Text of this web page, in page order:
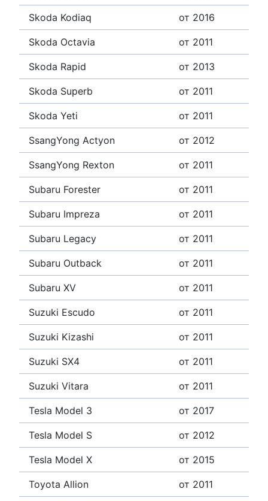
Skoda Kodiaq от 2016
Skoda Octavia от 2011
Skoda Rapid от 2013
Skoda Superb от 2011
Skoda Yeti от 2011
SsangYong Actyon от 2012
SsangYong Rexton от 2011
Subaru Forester от 2011
Subaru Impreza от 2011
Subaru Legacy от 2011
Subaru Outback от 2011
Subaru XV от 2011
Suzuki Escudo от 2011
Suzuki Kizashi от 2011
Suzuki SX4 от 2011
Suzuki Vitara от 2011
Tesla Model 3 от 2017
Tesla Model S от 2012
Tesla Model X от 2015
Toyota Allion от 2011